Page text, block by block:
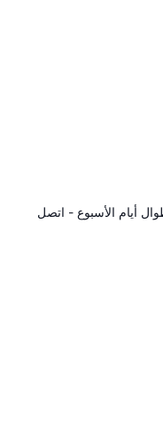
أيام الأسبوع - اتصل